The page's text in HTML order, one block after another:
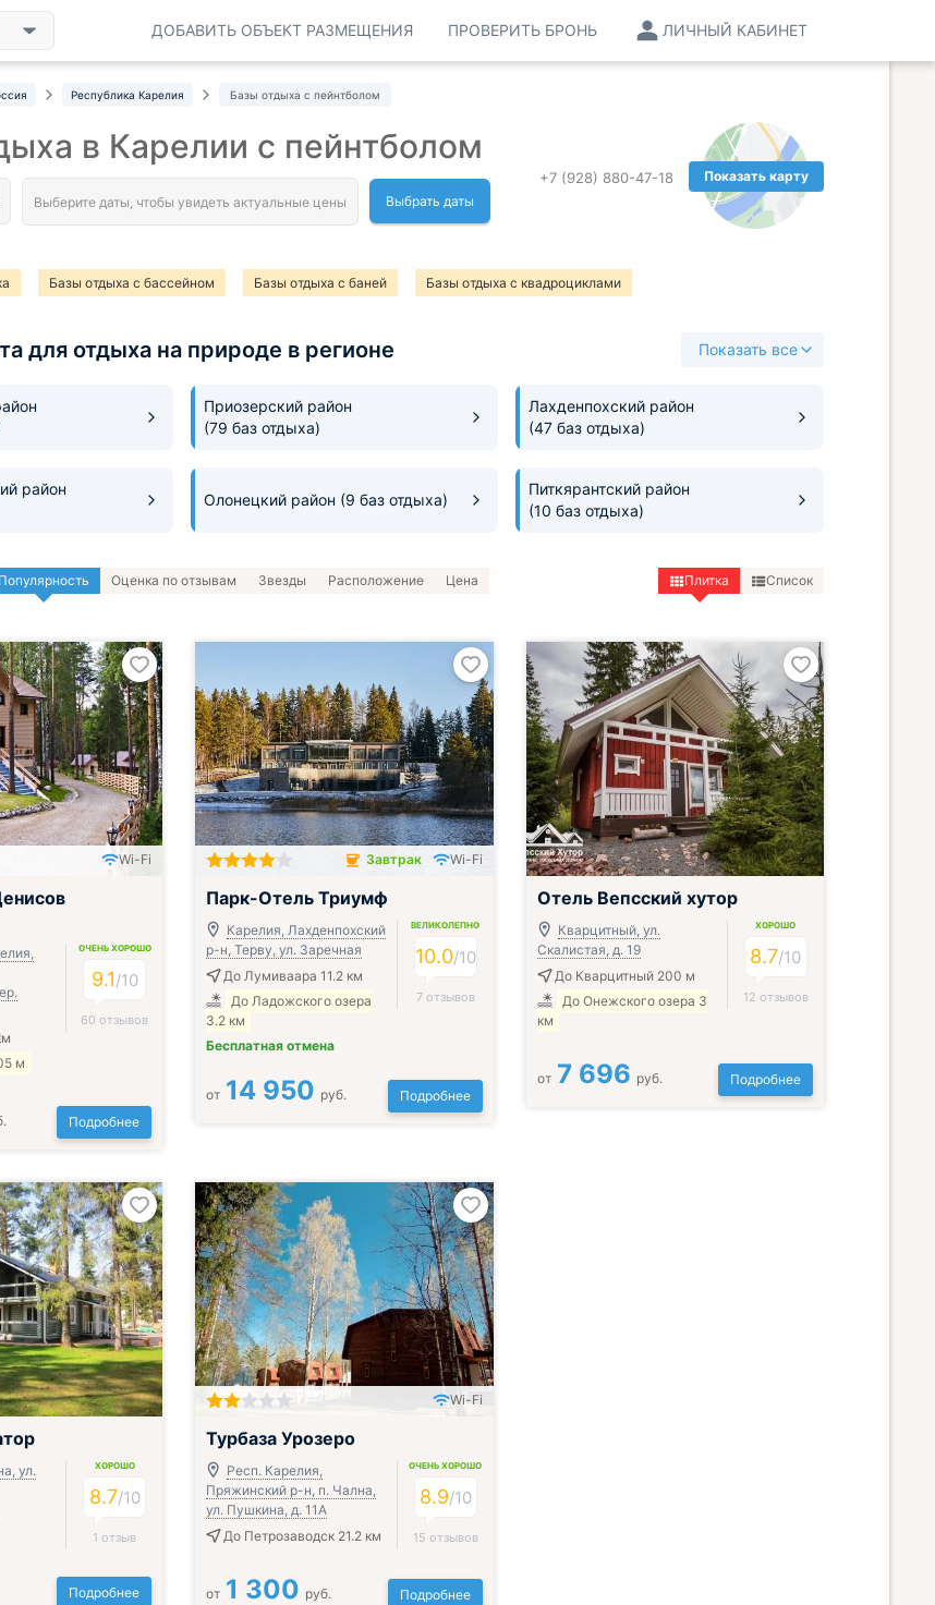
ЛИЧНЫЙ КАБИНЕТ
ПРОВЕРИТЬ БРОНЬ
ДОБАВИТЬ ОБЪЕКТ РАЗМЕЩЕНИЯ
Республика Карелия Базы отдыха с пейнтболом
Показать карту
+7 (928) 880-47-18
в Карелии с пейнтболом
Выбрать даты
Базы отдыха с бассейном Базы отдыха с баней Базы отдыха с квадроциклами
с прокатом снегоходов Базы отдыха с пляжем Базы отдыха с катком Базы отдыха с животными
с зоопарком Базы отдыха с теплым бассейном Базы отдыха с камином Базы отдыха с рестораном
с прокатом лодок
для отдыха на природе в регионе Показать все
Приозерский район
(79 баз отдыха)
Лахденпохский район
(47 баз отдыха)
район
Олонецкий район (9 баз отдыха)
Питкярантский район
(10 баз отдыха)
Популярность Оценка по отзывам Звезды Расположение Цена Плитка Список
Wi-Fi
м
ОЧЕНЬ ХОРОШО
9.1/10
60 отзывов
Подробнее
Завтрак включён
Завтрак Wi-Fi
Парк-Отель Триумф
Карелия, Лахденпохский
р-н, Терву, ул. Заречная
До Лумиваара 11.2 км
До Ладожского озера
3.2 км
Бесплатная отмена
ВЕЛИКОЛЕПНО
10.0/10
7 отзывов
от 14 950 руб. Подробнее
Отель Вепсский хутор
Кварцитный, ул.
Скалистая, д. 19
До Кварцитный 200 м
До Онежского озера 3
км
ХОРОШО
8.7/10
12 отзывов
от 7 696 руб. Подробнее
ул.
ХОРОШО
8.7/10
1 отзыв
Подробнее
Wi-Fi
Турбаза Урозеро
Респ. Карелия,
Пряжинский р-н, п. Чална,
ул. Пушкина, д. 11А
До Петрозаводск 21.2 км
ОЧЕНЬ ХОРОШО
8.9/10
15 отзывов
от 1 300 руб. Подробнее